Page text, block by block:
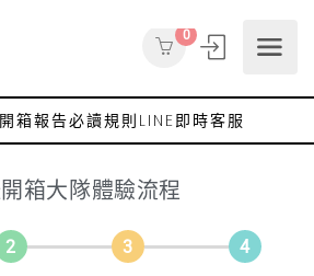
0
開箱報告必讀規則 LINE即時客服
箱大隊體驗流程
2 3 4